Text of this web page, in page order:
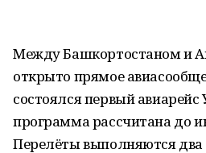
Между Башкортостаном и
открыто прямое
состоялся первый
программа рассчитана до
Перелёты выполняются два